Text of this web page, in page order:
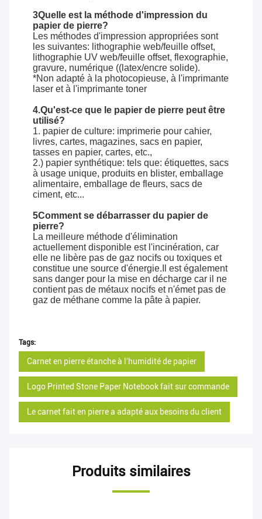
3Quelle est la méthode d'impression du
papier de pierre?
Les méthodes d'impression appropriées sont
les suivantes: lithographie web/feuille offset,
lithographie UV web/feuille offset, flexographie,
gravure, numérique ((latex/encre solide).
*Non adapté à la photocopieuse, à l'imprimante
laser et à l'imprimante toner
4.Qu'est-ce que le papier de pierre peut être
utilisé?
1. papier de culture: imprimerie pour cahier,
livres, cartes, magazines, sacs en papier,
tasses en papier, cartes, etc.,
2.) papier synthétique: tels que: étiquettes, sacs
à usage unique, produits en blister, emballage
alimentaire, emballage de fleurs, sacs de
ciment, etc...
5Comment se débarrasser du papier de
pierre?
La meilleure méthode d'élimination
actuellement disponible est l'incinération, car
elle ne libère pas de gaz nocifs ou toxiques et
constitue une source d'énergie.Il est également
sans danger pour la mise en décharge car il ne
contient pas de métaux nocifs et n'émet pas de
gaz de méthane comme la pâte à papier.
Tags:
Carnet en pierre étanche à l'humidité de papier
Logo Printed Stone Paper Notebook fait sur commande
Le carnet fait en pierre a adapté aux besoins du client
Produits similaires